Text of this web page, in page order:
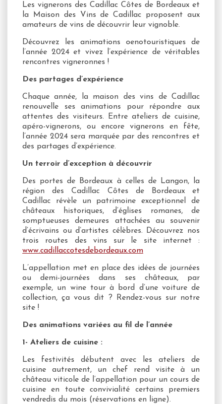
Les vignerons des Cadillac Côtes de Bordeaux et
la Maison des Vins de Cadillac proposent aux
amateurs de vins de découvrir leur vignoble.
Découvrez les animations oenotouristiques de
l’année 2024 et vivez l’expérience de véritables
rencontres vigneronnes !
Des partages d’expérience
Chaque année, la maison des vins de Cadillac
renouvelle ses animations pour répondre aux
attentes des visiteurs. Entre ateliers de cuisine,
apéro-vignerons, ou encore vignerons en fête,
l’année 2024 sera marquée par des rencontres et
des partages d’expérience.
Un terroir d’exception à découvrir
Des portes de Bordeaux à celles de Langon, la
région des Cadillac Côtes de Bordeaux et
Cadillac révèle un patrimoine exceptionnel de
châteaux historiques, d’églises romanes, de
somptueuses demeures attachées au souvenir
d’écrivains ou d’artistes célèbres. Découvrez nos
trois routes des vins sur le site internet :
www.cadillaccotesdebordeaux.com
L’appellation met en place des idées de journées
ou demi-journées dans ses châteaux, par
exemple, un wine tour à bord d’une voiture de
collection, ça vous dit ? Rendez-vous sur notre
site !
Des animations variées au fil de l’année
1- Ateliers de cuisine :
Les festivités débutent avec les ateliers de
cuisine autrement, un chef rend visite à un
château viticole de l’appellation pour un cours de
cuisine en toute convivialité certains premiers
vendredis du mois (réservations en ligne).